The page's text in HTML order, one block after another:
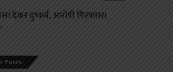
देकर दुष्कर्म, आरोपी गिरफ्तार।
Posts